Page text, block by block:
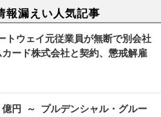
報漏えい人気記事
トウェイ元従業員が無断で別会社
ード株式会社と契約、懲戒解雇
円 ～ プルデンシャル・グルー